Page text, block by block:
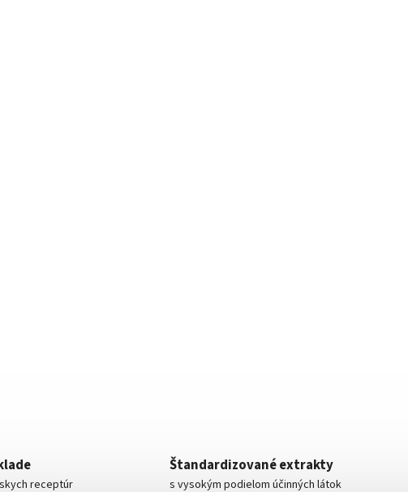
receptúr
Štandardizované extrakty
s vysokým podielom účinných látok